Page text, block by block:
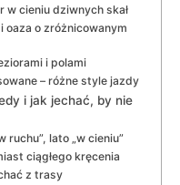
w cieniu dziwnych skał
oaza o zróżnicowanym
i polami
– różne style jazdy
i jak jechać, by nie
ruchu”, lato „w cieniu”
ciągłego kręcenia
z trasy